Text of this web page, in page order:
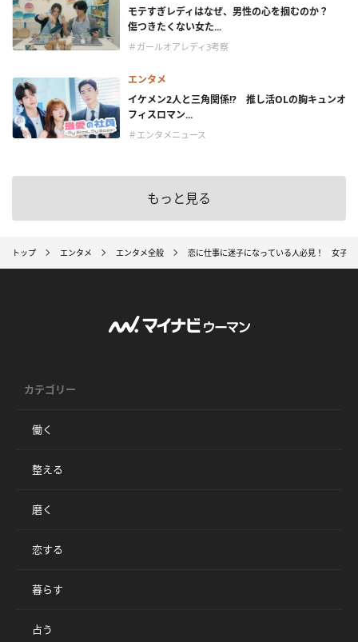
モテすぎレディはなぜ、男性の心を掴むのか？
傷つきたくない女た...
＃ガールオアレディ3考察
エンタメ
イケメン2人と三角関係!? 推し活OLの胸キュンオ
フィスロマン...
＃エンタメニュース
もっと見る
トップ エンタメ エンタメ全般 恋に仕事に迷子になっている人必見！ 女子
カテゴリー
働く
整える
磨く
恋する
暮らす
占う